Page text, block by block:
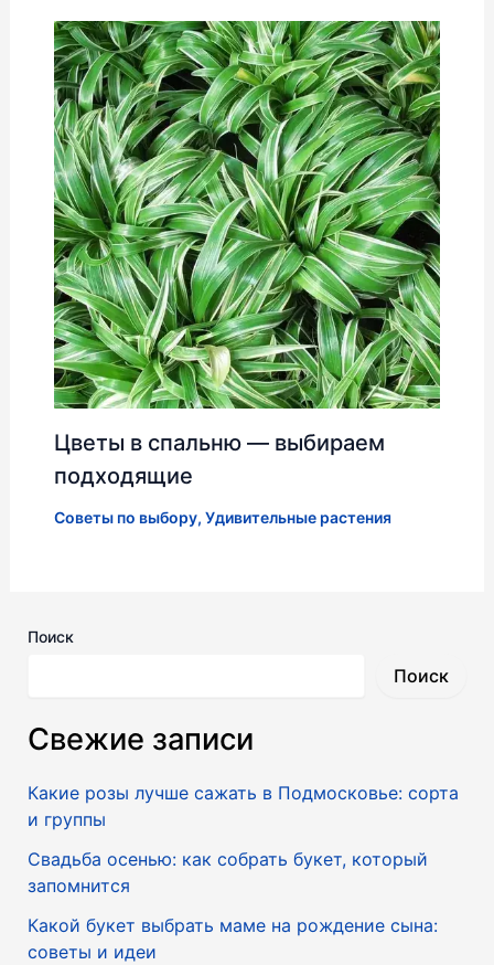
Цветы в спальню — выбираем
подходящие
Советы по выбору, Удивительные растения
Поиск
Поиск
Свежие записи
Какие розы лучше сажать в Подмосковье: сорта
и группы
Свадьба осенью: как собрать букет, который
запомнится
Какой букет выбрать маме на рождение сына:
советы и идеи